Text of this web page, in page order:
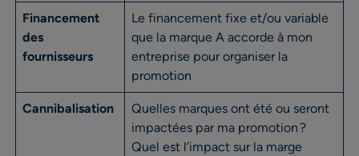
Financement
des
fournisseurs
Le financement fixe et/ou variable
que la marque A accorde à mon
entreprise pour organiser la
promotion
Cannibalisation
Quelles marques ont été ou seront
impactées par ma promotion ?
Quel est l’impact sur la marge